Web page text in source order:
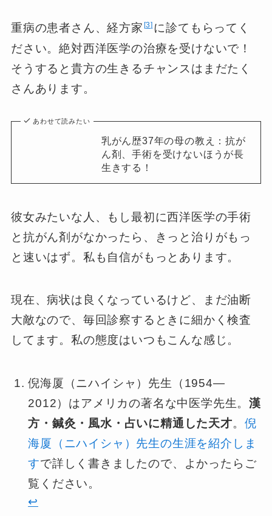
重病の患者さん、経方家 3 に診てもらってく
ださい。絶対西洋医学の治療を受けないで！
そうすると貴方の生きるチャンスはまだたく
さんあります。
あわせて読みたい
乳がん歴37年の母の教え：抗が
ん剤、手術を受けないほうが長
生きする！
彼女みたいな人、もし最初に西洋医学の手術
と抗がん剤がなかったら、きっと治りがもっ
と速いはず。私も自信がもっとあります。
現在、病状は良くなっているけど、まだ油断
大敵なので、毎回診察するときに細かく検査
してます。私の態度はいつもこんな感じ。
倪海厦（ニハイシャ）先生（1954—
2012）はアメリカの著名な中医学先生。漢
方・鍼灸・風水・占いに精通した天才。 倪
海厦（ニハイシャ）先生の生涯を紹介しま
すで詳しく書きましたので、よかったらご
覧ください。
↩︎